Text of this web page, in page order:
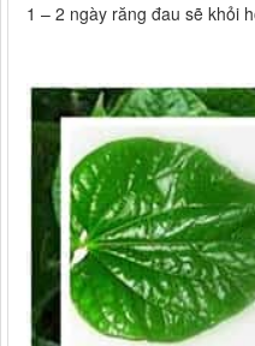
1 – 2 ngày răng đau sẽ khỏi